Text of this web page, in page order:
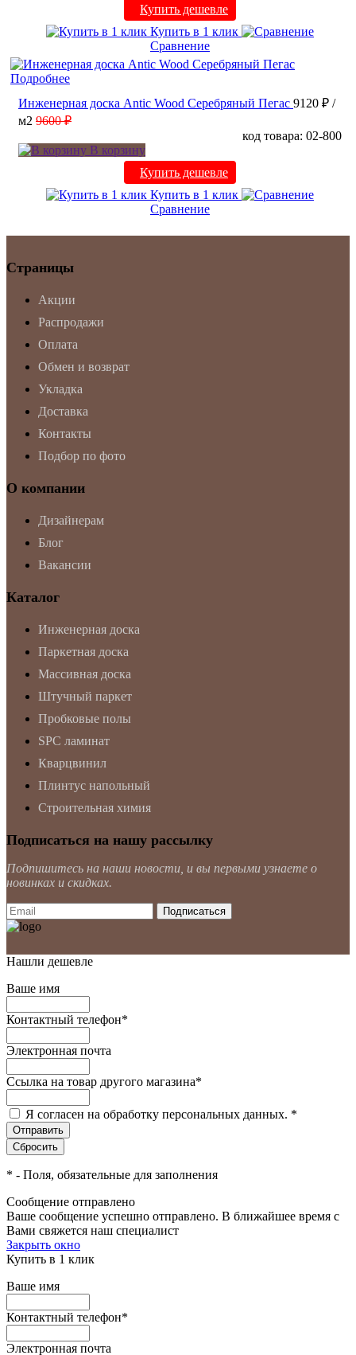
Купить дешевле
Купить в 1 клик
Сравнение
Подробнее
Инженерная доска Antic Wood Серебряный Пегас 9120 ₽ /
м2 9600 ₽
код товара: 02-800
В корзину
Купить дешевле
Купить в 1 клик
Сравнение
Страницы
Акции
Распродажи
Оплата
Обмен и возврат
Укладка
Доставка
Контакты
Подбор по фото
О компании
Дизайнерам
Блог
Вакансии
Каталог
Инженерная доска
Паркетная доска
Массивная доска
Штучный паркет
Пробковые полы
SPC ламинат
Кварцвинил
Плинтус напольный
Строительная химия
Подписаться на нашу рассылку
Подпишитесь на наши новости, и вы первыми узнаете о
новинках и скидках.
Нашли дешевле
Ваше имя
Контактный телефон*
Электронная почта
Ссылка на товар другого магазина*
Я согласен на обработку персональных данных. *
* - Поля, обязательные для заполнения
Сообщение отправлено
Ваше сообщение успешно отправлено. В ближайшее время с
Вами свяжется наш специалист
Закрыть окно
Купить в 1 клик
Ваше имя
Контактный телефон*
Электронная почта